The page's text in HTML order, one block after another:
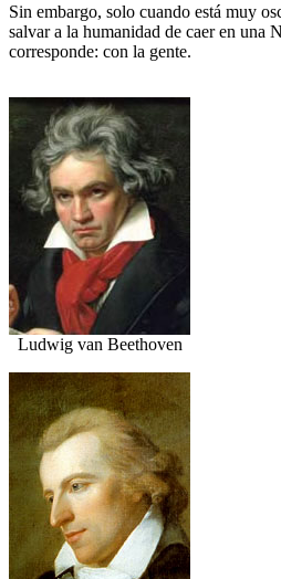
Sin embargo, solo cuando está muy
salvar a la humanidad de caer en una
corresponde: con la gente.
Ludwig van Beethoven